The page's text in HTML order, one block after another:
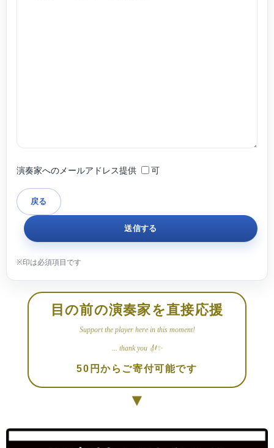
演奏家へのメールアドレス提供 可
目の前の演奏家を直接応援
Support the player here in this moment!
... thank you 🎻✨
50円からご寄付可能です
▼